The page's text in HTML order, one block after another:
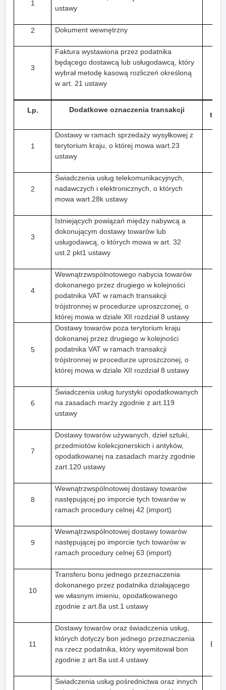
1
ustawy
2 Dokument wewnętrzny
3
Faktura wystawiona przez podatnika
będącego dostawcą lub usługodawcą, który
wybrał metodę kasową rozliczeń określoną
w art. 21 ustawy
Lp. Dodatkowe oznaczenia transakcji
1
Dostawy w ramach sprzedaży wysyłkowej z
terytorium kraju, o której mowa wart.23
ustawy
2
Świadczenia usług telekomunikacyjnych,
nadawczych i elektronicznych, o których
mowa wart.28k ustawy
3
Istniejących powiązań między nabywcą a
dokonującym dostawy towarów lub
usługodawcą, o których mowa w art. 32
ust.2 pkt1 ustawy
4
Wewnątrzwspólnotowego nabycia towarów
dokonanego przez drugiego w kolejności
podatnika VAT w ramach transakcji
trójstronnej w procedurze uproszczonej, o
której mowa w dziale XII rozdział 8 ustawy
5
Dostawy towarów poza terytorium kraju
dokonanej przez drugiego w kolejności
podatnika VAT w ramach transakcji
trójstronnej w procedurze uproszczonej, o
której mowa w dziale XII rozdział 8 ustawy
6
Świadczenia usług turystyki opodatkowanych
na zasadach marży zgodnie z art.119
ustawy
7
Dostawy towarów używanych, dzieł sztuki,
przedmiotów kolekcjonerskich i antyków,
opodatkowanej na zasadach marży zgodnie
zart.120 ustawy
8
Wewnątrzwspólnotowej dostawy towarów
następującej po imporcie tych towarów w
ramach procedury celnej 42 (import)
9
Wewnątrzwspólnotowej dostawy towarów
następującej po imporcie tych towarów w
ramach procedury celnej 63 (import)
10
Transferu bonu jednego przeznaczenia
dokonanego przez podatnika działającego
we własnym imieniu, opodatkowanego
zgodnie z art.8a ust.1 ustawy
11
Dostawy towarów oraz świadczenia usług,
których dotyczy bon jednego przeznaczenia
na rzecz podatnika, który wyemitował bon
zgodnie z art.8a ust.4 ustawy
Świadczenia usług pośrednictwa oraz innych